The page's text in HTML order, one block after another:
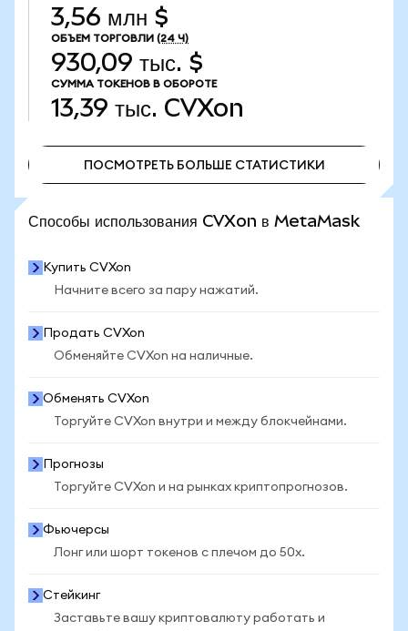
3,56 млн $
ОБЪЕМ ТОРГОВЛИ (24 Ч)
930,09 тыс. $
СУММА ТОКЕНОВ В ОБОРОТЕ
13,39 тыс. CVXon
ПОСМОТРЕТЬ БОЛЬШЕ СТАТИСТИКИ
Способы использования CVXon в MetaMask
Купить CVXon
Начните всего за пару нажатий.
Продать CVXon
Обменяйте CVXon на наличные.
Обменять CVXon
Торгуйте CVXon внутри и между блокчейнами.
Прогнозы
Торгуйте CVXon и на рынках криптопрогнозов.
Фьючерсы
Лонг или шорт токенов с плечом до 50x.
Стейкинг
Заставьте вашу криптовалюту работать и